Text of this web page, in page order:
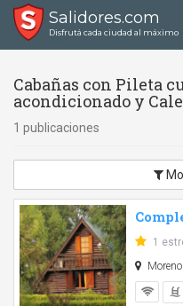
Salidores.com
Disfrutá cada ciudad al máximo
Cabañas con Pileta
acondicionado y
1 publicaciones
1